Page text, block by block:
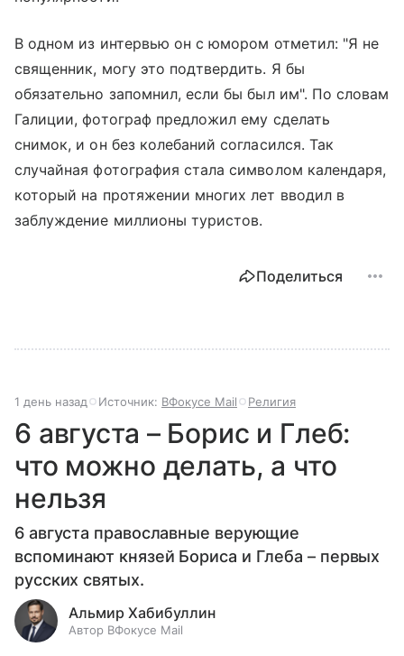
В одном из интервью он с юмором отметил: "Я не
священник, могу это подтвердить. Я бы
обязательно запомнил, если бы был им". По словам
Галиции, фотограф предложил ему сделать
снимок, и он без колебаний согласился. Так
случайная фотография стала символом календаря,
который на протяжении многих лет вводил в
заблуждение миллионы туристов.
Поделиться
1 день назад Источник: ВФокусе Mail Религия
6 августа – Борис и Глеб:
что можно делать, а что
нельзя
6 августа православные верующие
вспоминают князей Бориса и Глеба – первых
русских святых.
Альмир Хабибуллин
Автор ВФокусе Mail